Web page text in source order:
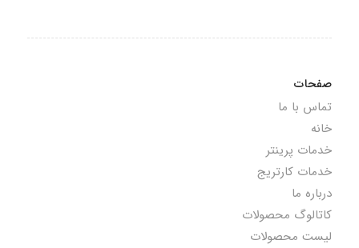
صفحات
تماس با ما
خانه
خدمات پرینتر
خدمات کارتریج
درباره ما
کاتالوگ محصولات
لیست محصولات